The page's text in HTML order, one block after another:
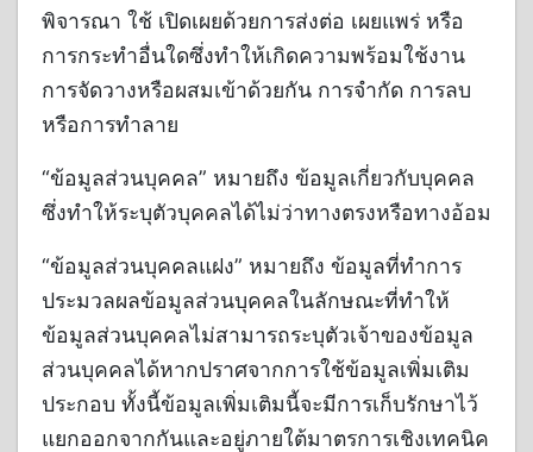
พิจารณา ใช้ เปิดเผยด้วยการส่งต่อ เผยแพร่ หรือ
การกระทำอื่นใดซึ่งทำให้เกิดความพร้อมใช้งาน
การจัดวางหรือผสมเข้าด้วยกัน การจำกัด การลบ
หรือการทำลาย
“ข้อมูลส่วนบุคคล” หมายถึง ข้อมูลเกี่ยวกับบุคคล
ซึ่งทำให้ระบุตัวบุคคลได้ไม่ว่าทางตรงหรือทางอ้อม
“ข้อมูลส่วนบุคคลแฝง” หมายถึง ข้อมูลที่ทำการ
ประมวลผลข้อมูลส่วนบุคคลในลักษณะที่ทำให้
ข้อมูลส่วนบุคคลไม่สามารถระบุตัวเจ้าของข้อมูล
ส่วนบุคคลได้หากปราศจากการใช้ข้อมูลเพิ่มเติม
ประกอบ ทั้งนี้ข้อมูลเพิ่มเติมนี้จะมีการเก็บรักษาไว้
แยกออกจากกันและอยู่ภายใต้มาตรการเชิงเทคนิค